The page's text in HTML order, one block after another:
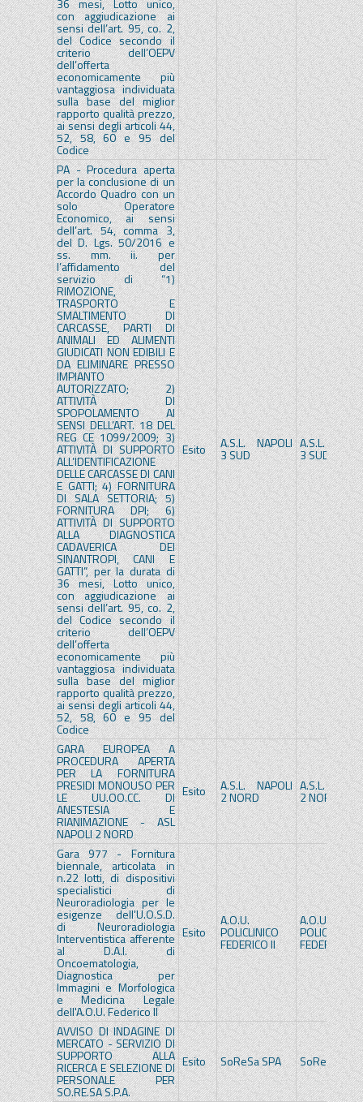
36 mesi, Lotto unico,
con aggiudicazione ai
sensi dell’art. 95, co. 2,
del Codice secondo il
criterio dell’OEPV
dell’offerta
economicamente più
vantaggiosa individuata
sulla base del miglior
rapporto qualità prezzo,
ai sensi degli articoli 44,
52, 58, 60 e 95 del
Codice
PA - Procedura aperta
per la conclusione di un
Accordo Quadro con un
solo Operatore
Economico, ai sensi
dell’art. 54, comma 3,
del D. Lgs. 50/2016 e
ss. mm. ii. per
l’affidamento del
servizio di “1)
RIMOZIONE,
TRASPORTO E
SMALTIMENTO DI
CARCASSE, PARTI DI
ANIMALI ED ALIMENTI
GIUDICATI NON EDIBILI E
DA ELIMINARE PRESSO
IMPIANTO
AUTORIZZATO; 2)
ATTIVITÀ DI
SPOPOLAMENTO AI
SENSI DELL’ART. 18 DEL
REG CE 1099/2009; 3)
ATTIVITÀ DI SUPPORTO
ALL’IDENTIFICAZIONE
DELLE CARCASSE DI CANI
E GATTI; 4) FORNITURA
DI SALA SETTORIA; 5)
FORNITURA DPI; 6)
ATTIVITÀ DI SUPPORTO
ALLA DIAGNOSTICA
CADAVERICA DEI
SINANTROPI, CANI E
GATTI”, per la durata di
36 mesi, Lotto unico,
con aggiudicazione ai
sensi dell’art. 95, co. 2,
del Codice secondo il
criterio dell’OEPV
dell’offerta
economicamente più
vantaggiosa individuata
sulla base del miglior
rapporto qualità prezzo,
ai sensi degli articoli 44,
52, 58, 60 e 95 del
Codice
Esito A.S.L. NAPOLI
3 SUD
A.S.L.
3 SUD
GARA EUROPEA A
PROCEDURA APERTA
PER LA FORNITURA
PRESIDI MONOUSO PER
LE UU.OO.CC. DI
ANESTESIA E
RIANIMAZIONE - ASL
NAPOLI 2 NORD
Esito A.S.L. NAPOLI
2 NORD
A.S.L.
2 NORD
Gara 977 - Fornitura
biennale, articolata in
n.22 lotti, di dispositivi
specialistici di
Neuroradiologia per le
esigenze dell'U.O.S.D.
di Neuroradiologia
Interventistica afferente
al D.A.I. di
Oncoematologia,
Diagnostica per
Immagini e Morfologica
e Medicina Legale
dell'A.O.U. Federico II
Esito
A.O.U.
POLICLINICO
FEDERICO II
A.O.U.
POLICLINICO
FEDERICO II
AVVISO DI INDAGINE DI
MERCATO - SERVIZIO DI
SUPPORTO ALLA
RICERCA E SELEZIONE DI
PERSONALE PER
SO.RE.SA S.P.A.
Esito SoReSa SPA SoReSa SPA